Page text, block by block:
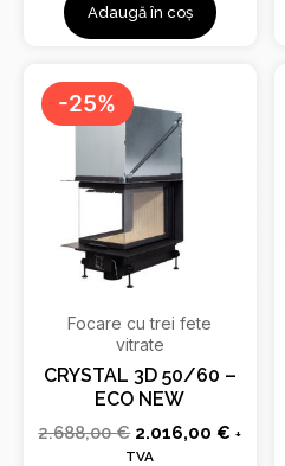
Adaugă în coș
-25%
Focare cu trei fete
vitrate
CRYSTAL 3D 50/60 –
ECO NEW
2.688,00€
fost:
2.688,00 €.
2.016,00€ +
TVA